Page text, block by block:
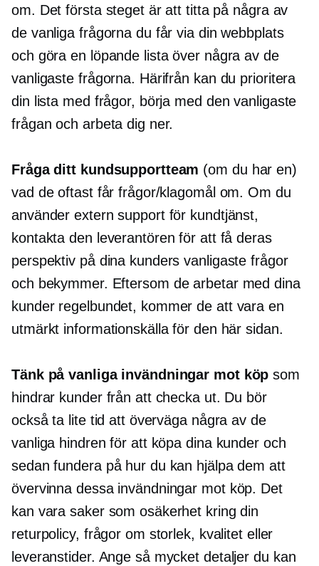
om. Det första steget är att titta på några av
de vanliga frågorna du får via din webbplats
och göra en löpande lista över några av de
vanligaste frågorna. Härifrån kan du prioritera
din lista med frågor, börja med den vanligaste
frågan och arbeta dig ner.
Fråga ditt kundsupportteam (om du har en)
vad de oftast får frågor/klagomål om. Om du
använder extern support för kundtjänst,
kontakta den leverantören för att få deras
perspektiv på dina kunders vanligaste frågor
och bekymmer. Eftersom de arbetar med dina
kunder regelbundet, kommer de att vara en
utmärkt informationskälla för den här sidan.
Tänk på vanliga invändningar mot köp som
hindrar kunder från att checka ut. Du bör
också ta lite tid att överväga några av de
vanliga hindren för att köpa dina kunder och
sedan fundera på hur du kan hjälpa dem att
övervinna dessa invändningar mot köp. Det
kan vara saker som osäkerhet kring din
returpolicy, frågor om storlek, kvalitet eller
leveranstider. Ange så mycket detaljer du kan